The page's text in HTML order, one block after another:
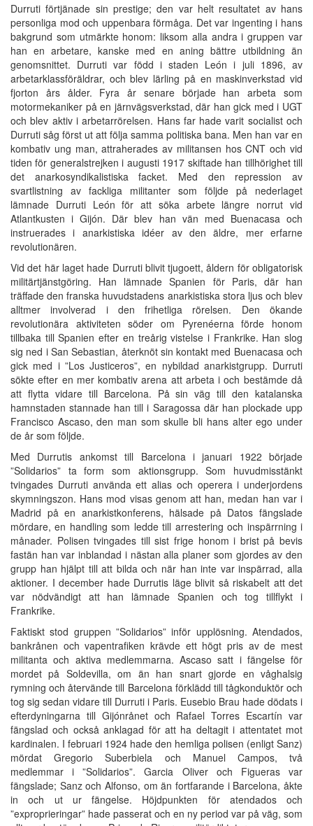
Durruti förtjänade sin prestige; den var helt resultatet av hans
personliga mod och uppenbara förmåga. Det var ingenting i hans
bakgrund som utmärkte honom: liksom alla andra i gruppen var
han en arbetare, kanske med en aning bättre utbildning än
genomsnittet. Durruti var född i staden León i juli 1896, av
arbetarklassföräldrar, och blev lärling på en maskinverkstad vid
fjorton års ålder. Fyra år senare började han arbeta som
motormekaniker på en järnvägsverkstad, där han gick med i UGT
och blev aktiv i arbetarrörelsen. Hans far hade varit socialist och
Durruti såg först ut att följa samma politiska bana. Men han var en
kombativ ung man, attraherades av militansen hos CNT och vid
tiden för generalstrejken i augusti 1917 skiftade han tillhörighet till
det anarkosyndikalistiska facket. Med den repression av
svartlistning av fackliga militanter som följde på nederlaget
lämnade Durruti León för att söka arbete längre norrut vid
Atlantkusten i Gijón. Där blev han vän med Buenacasa och
instruerades i anarkistiska idéer av den äldre, mer erfarne
revolutionären.
Vid det här laget hade Durruti blivit tjugoett, åldern för obligatorisk
militärtjänstgöring. Han lämnade Spanien för Paris, där han
träffade den franska huvudstadens anarkistiska stora ljus och blev
alltmer involverad i den frihetliga rörelsen. Den ökande
revolutionära aktiviteten söder om Pyrenéerna förde honom
tillbaka till Spanien efter en treårig vistelse i Frankrike. Han slog
sig ned i San Sebastian, återknöt sin kontakt med Buenacasa och
gick med i ”Los Justiceros”, en nybildad anarkistgrupp. Durruti
sökte efter en mer kombativ arena att arbeta i och bestämde då
att flytta vidare till Barcelona. På sin väg till den katalanska
hamnstaden stannade han till i Saragossa där han plockade upp
Francisco Ascaso, den man som skulle bli hans alter ego under
de år som följde.
Med Durrutis ankomst till Barcelona i januari 1922 började
”Solidarios” ta form som aktionsgrupp. Som huvudmisstänkt
tvingades Durruti använda ett alias och operera i underjordens
skymningszon. Hans mod visas genom att han, medan han var i
Madrid på en anarkistkonferens, hälsade på Datos fängslade
mördare, en handling som ledde till arrestering och inspärrning i
månader. Polisen tvingades till sist frige honom i brist på bevis
fastän han var inblandad i nästan alla planer som gjordes av den
grupp han hjälpt till att bilda och när han inte var inspärrad, alla
aktioner. I december hade Durrutis läge blivit så riskabelt att det
var nödvändigt att han lämnade Spanien och tog tillflykt i
Frankrike.
Faktiskt stod gruppen ”Solidarios” inför upplösning. Atendados,
bankrånen och vapentrafiken krävde ett högt pris av de mest
militanta och aktiva medlemmarna. Ascaso satt i fängelse för
mordet på Soldevilla, om än han snart gjorde en våghalsig
rymning och återvände till Barcelona förklädd till tågkonduktör och
tog sig sedan vidare till Durruti i Paris. Eusebio Brau hade dödats i
efterdyningarna till Gijónrånet och Rafael Torres Escartín var
fängslad och också anklagad för att ha deltagit i attentatet mot
kardinalen. I februari 1924 hade den hemliga polisen (enligt Sanz)
mördat Gregorio Suberbiela och Manuel Campos, två
medlemmar i ”Solidarios”. Garcia Oliver och Figueras var
fängslade; Sanz och Alfonso, om än fortfarande i Barcelona, åkte
in och ut ur fängelse. Höjdpunkten för atendados och
”exproprieringar” hade passerat och en ny period var på väg, som